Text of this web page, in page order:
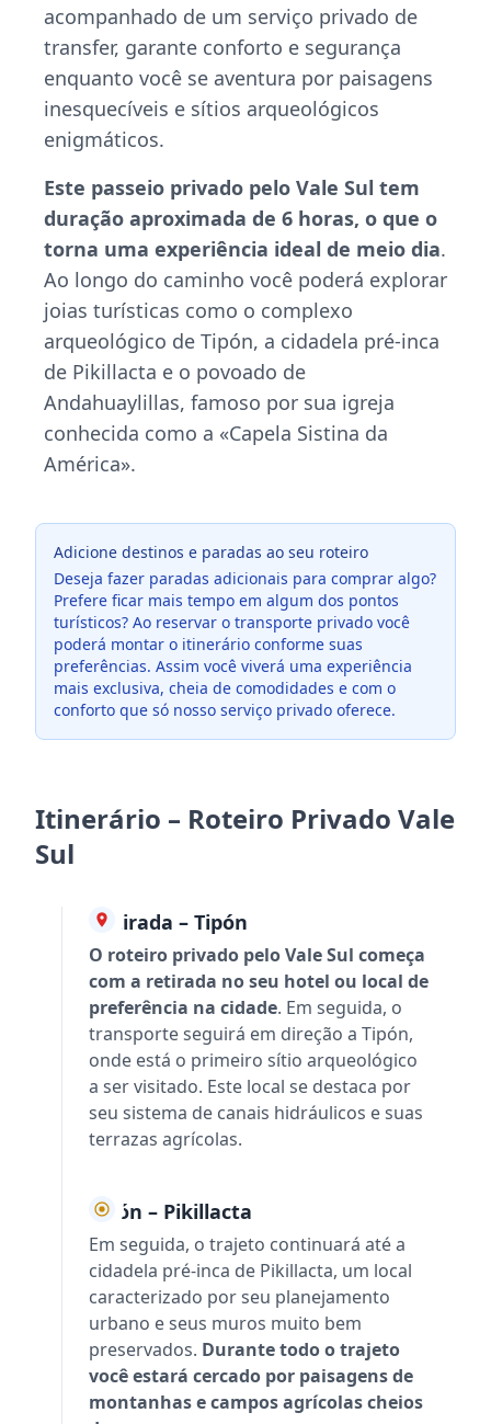
acompanhado de um serviço privado de
transfer, garante conforto e segurança
enquanto você se aventura por paisagens
inesquecíveis e sítios arqueológicos
enigmáticos.
Este passeio privado pelo Vale Sul tem
duração aproximada de 6 horas, o que o
torna uma experiência ideal de meio dia.
Ao longo do caminho você poderá explorar
joias turísticas como o complexo
arqueológico de Tipón, a cidadela pré-inca
de Pikillacta e o povoado de
Andahuaylillas, famoso por sua igreja
conhecida como a «Capela Sistina da
América».
Adicione destinos e paradas ao seu roteiro
Deseja fazer paradas adicionais para comprar algo?
Prefere ficar mais tempo em algum dos pontos
turísticos? Ao reservar o transporte privado você
poderá montar o itinerário conforme suas
preferências. Assim você viverá uma experiência
mais exclusiva, cheia de comodidades e com o
conforto que só nosso serviço privado oferece.
Itinerário – Roteiro Privado Vale
Sul
Retirada – Tipón
O roteiro privado pelo Vale Sul começa
com a retirada no seu hotel ou local de
preferência na cidade. Em seguida, o
transporte seguirá em direção a Tipón,
onde está o primeiro sítio arqueológico
a ser visitado. Este local se destaca por
seu sistema de canais hidráulicos e suas
terrazas agrícolas.
Tipón – Pikillacta
Em seguida, o trajeto continuará até a
cidadela pré-inca de Pikillacta, um local
caracterizado por seu planejamento
urbano e seus muros muito bem
preservados. Durante todo o trajeto
você estará cercado por paisagens de
montanhas e campos agrícolas cheios